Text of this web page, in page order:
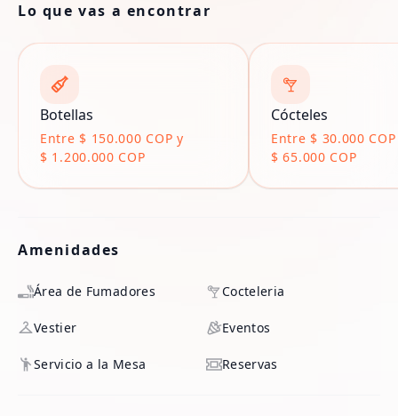
Lo que vas a encontrar
Botellas
Entre $ 150.000 COP y
$ 1.200.000 COP
Cócteles
Entre $ 30.000
$ 65.000 COP
Amenidades
Área de Fumadores Cocteleria
Vestier Eventos
Servicio a la Mesa Reservas